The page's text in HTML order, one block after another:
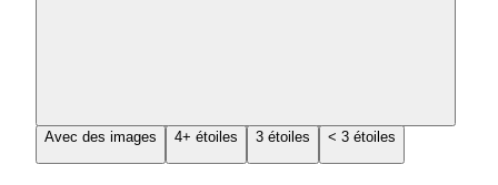
Avec des images 4+ étoiles 3 étoiles < 3 étoiles